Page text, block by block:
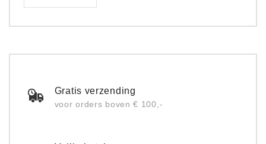
Gratis verzending
voor orders boven € 100,-